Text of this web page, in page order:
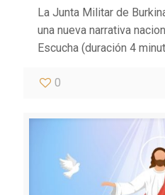
La Junta Militar de
una nueva narrativa
Escucha (duración 4
0